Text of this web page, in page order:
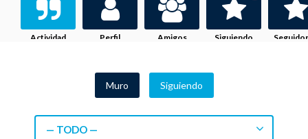
Actividad Perfil Amigos Siguiendo
Muro Siguiendo
— TODO —